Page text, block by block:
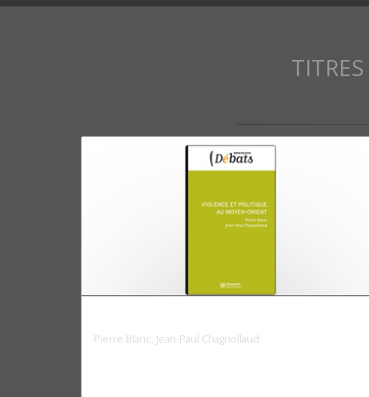
TITRES
Pierre Blanc, Jean-Paul Chagnollaud